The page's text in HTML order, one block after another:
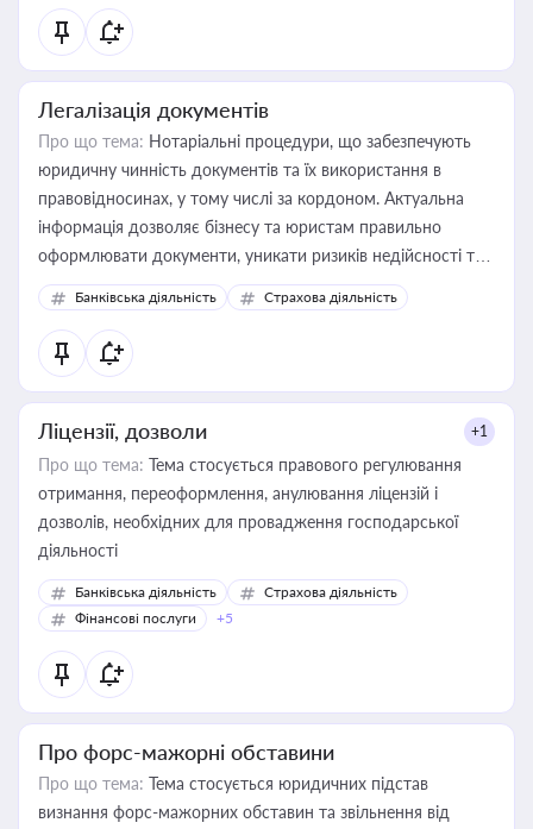
статусу суб'єктів оціночної діяльності
Легалізація документів
Про що тема: Нотаріальні процедури, що забезпечують
юридичну чинність документів та їх використання в
правовідносинах, у тому числі за кордоном. Актуальна
інформація дозволяє бізнесу та юристам правильно
оформлювати документи, уникати ризиків недійсності та
забезпечувати їх належне прийняття органами влади та
контрагентами
Банківська діяльність Страхова діяльність
Ліцензії, дозволи +1
Про що тема: Тема стосується правового регулювання
отримання, переоформлення, анулювання ліцензій і
дозволів, необхідних для провадження господарської
діяльності
Банківська діяльність
Страхова діяльність
Фінансові послуги
+5
Про форс-мажорні обставини
Про що тема: Тема стосується юридичних підстав
визнання форс-мажорних обставин та звільнення від